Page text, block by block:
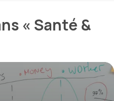
« Santé &